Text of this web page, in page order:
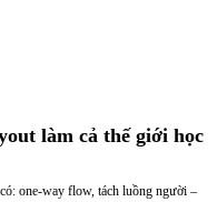
làm cả thế giới học
one-way flow, tách luồng người –